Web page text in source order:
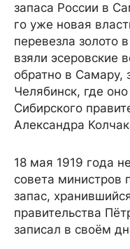
запаса России в
го уже новая
перевезла золото
взяли эсеровские
обратно в Самару,
Челябинск, где
Сибирского
Александра
18 мая 1919 года
совета министров
запас,
правительства
записал в своём